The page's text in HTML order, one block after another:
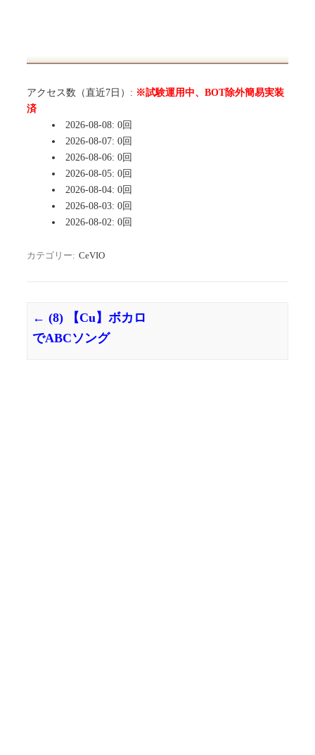
アクセス数（直近7日）: ※試験運用中、BOT除外簡易実装
済
2026-08-08: 0回
2026-08-07: 0回
2026-08-06: 0回
2026-08-05: 0回
2026-08-04: 0回
2026-08-03: 0回
2026-08-02: 0回
カテゴリー: CeVIO
投稿ナビゲーション
← (8) 【Cu】ボカロ
でABCソング